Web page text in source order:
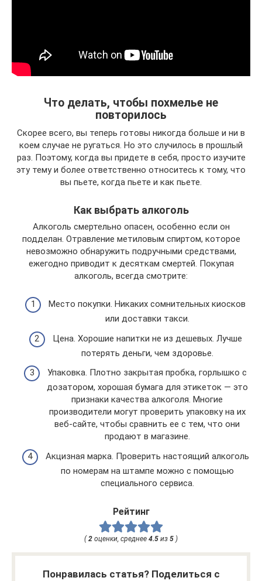
Что делать, чтобы похмелье не
повторилось
Скорее всего, вы теперь готовы никогда больше и ни в
коем случае не ругаться. Но это случилось в прошлый
раз. Поэтому, когда вы придете в себя, просто изучите
эту тему и более ответственно относитесь к тому, что
вы пьете, когда пьете и как пьете.
Как выбрать алкоголь
Алкоголь смертельно опасен, особенно если он
подделан. Отравление метиловым спиртом, которое
невозможно обнаружить подручными средствами,
ежегодно приводит к десяткам смертей. Покупая
алкоголь, всегда смотрите:
Место покупки. Никаких сомнительных киосков
или доставки такси.
Цена. Хорошие напитки не из дешевых. Лучше
потерять деньги, чем здоровье.
Упаковка. Плотно закрытая пробка, горлышко с
дозатором, хорошая бумага для этикеток — это
признаки качества алкоголя. Многие
производители могут проверить упаковку на их
веб-сайте, чтобы сравнить ее с тем, что они
продают в магазине.
Акцизная марка. Проверить настоящий алкоголь
по номерам на штампе можно с помощью
специального сервиса.
Рейтинг
( 2 оценки, среднее 4.5 из 5 )
Понравилась статья? Поделиться с